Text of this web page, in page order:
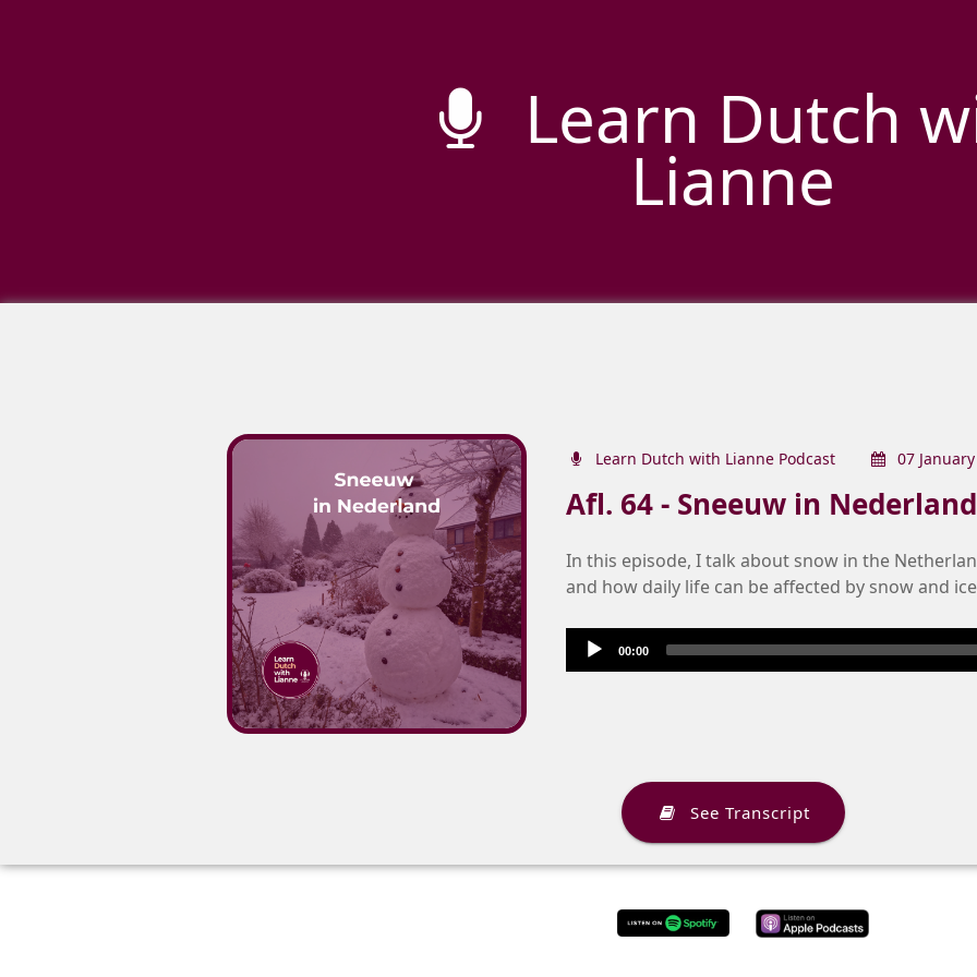
Learn Dutch
Lianne
Learn Dutch with Lianne Podcast 07
Afl. 64 - Sneeuw in Nederland
In this episode, I talk about snow in the
and how daily life can be affected by snow and
Audio
Player
Audio
00:00
See Transcript